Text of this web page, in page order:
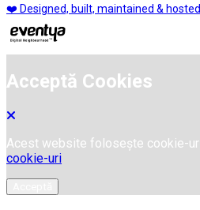
❤️ Designed, built, maintained &
Acceptă Cookies
Acest website folosește cookie-
cookie-uri